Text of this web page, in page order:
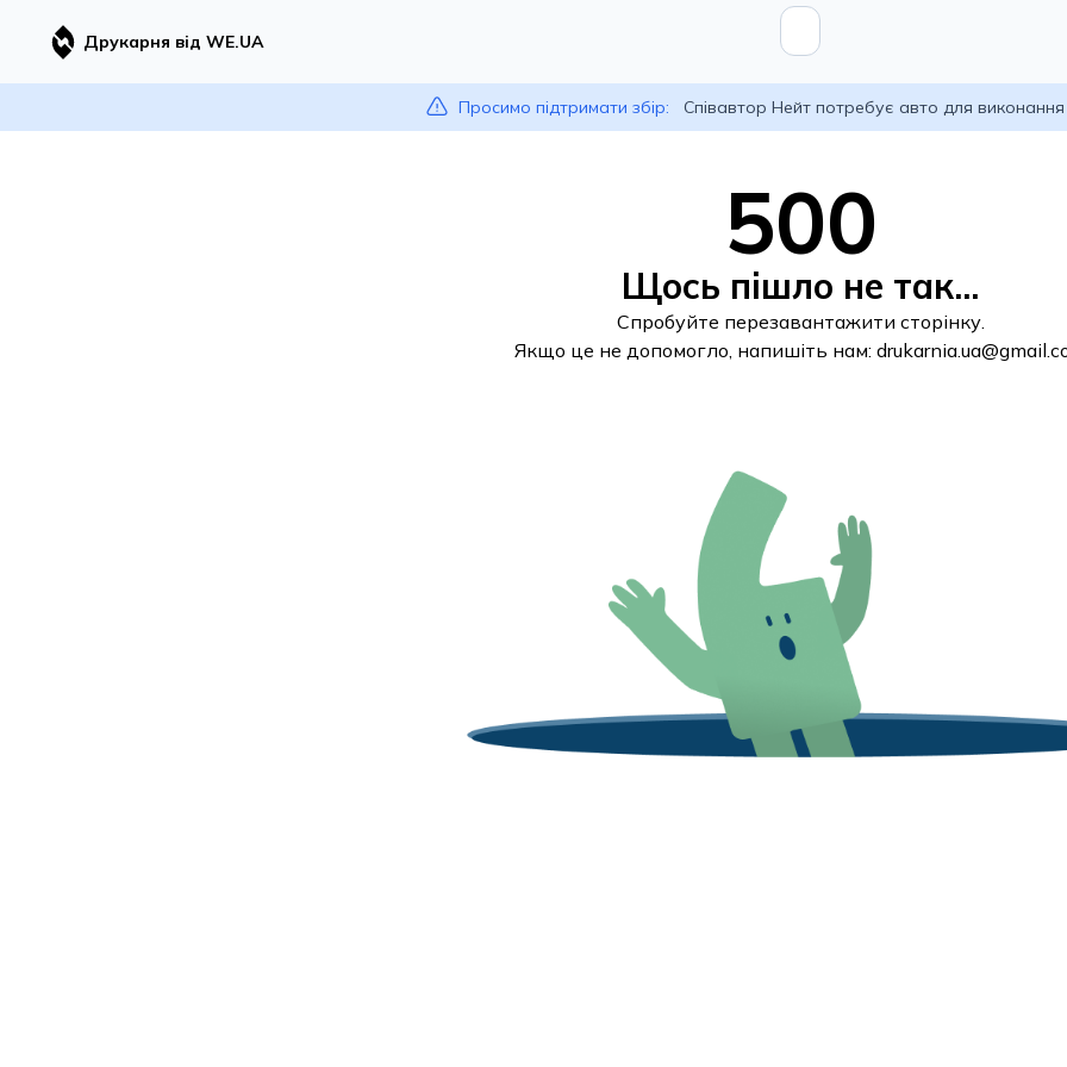
Друкарня від WE.UA
Просимо підтримати збір: Співавтор Нейт потребує авто для
500
Щось пішло не так...
Спробуйте перезавантажити сторінку.
Якщо це не допомогло, напишіть нам: